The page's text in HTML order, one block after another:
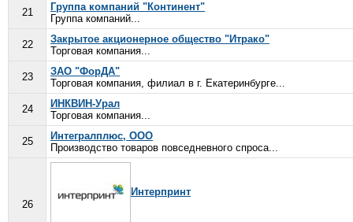
21
Группа компаний "Континент"
Группа компаний...
22
Закрытое акционерное общество "Итрако"
Торговая компания...
23
ЗАО "ФорДА"
Торговая компания, филиал в г. Екатеринбурге...
24
ИНКВИН-Урал
Торговая компания...
25
Интегралплюс, ООО
Производство товаров повседневного спроса...
26
Интерпринт